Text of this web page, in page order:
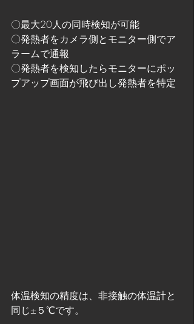
〇最大20人の同時検知が可能
〇発熱者をカメラ側とモニター側でア
ラームで通報
〇発熱者を検知したらモニターにポッ
プアップ画面が飛び出し発熱者を特定
体温検知の精度は、非接触の体温計と
同じ±５℃です。